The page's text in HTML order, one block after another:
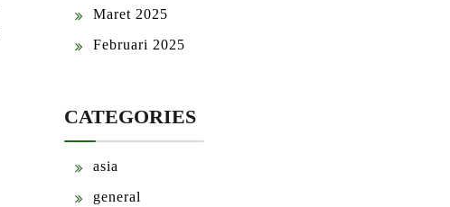
Maret 2025
Februari 2025
CATEGORIES
asia
general